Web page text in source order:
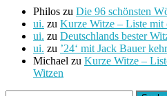
Philos zu Die 96 schönsten
ui. zu Kurze Witze – Liste mit
ui. zu Deutschlands bester
ui. zu ’24‘ mit Jack Bauer
Michael zu Kurze Witze –
Witzen